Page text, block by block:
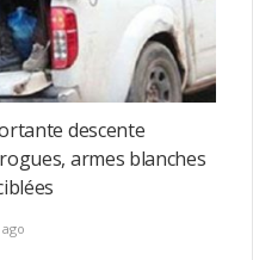
descente
armes blanches